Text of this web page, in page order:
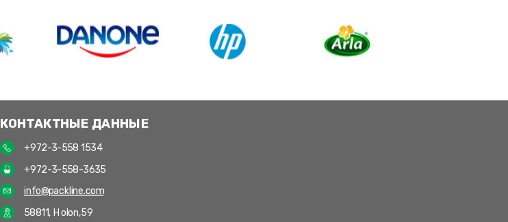
КОНТАКТНЫЕ ДАННЫЕ
+972-3-558 1534
+972-3-558-3635
info@packline.com
58811, Holon,59